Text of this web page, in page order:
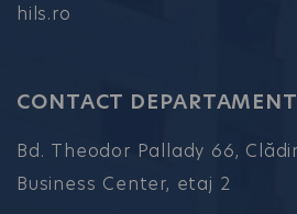
hils.ro
CONTACT
Bd. Theodor Pallady 66,
Business Center, etaj 2